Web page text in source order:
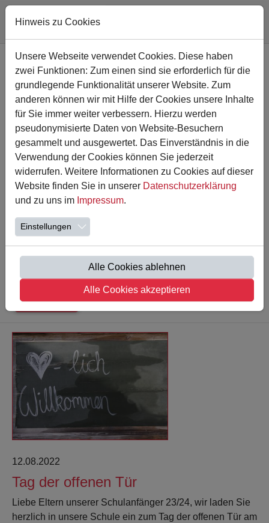
09.09.2022
Liebe Eltern,
in der nächsten Woche starten an der Astrid Lindgren
Schule wieder die alljährlichen Kilmawochen. Am Montag
erhalten die Kinder ein…
Weiterlesen
12.08.2022
Tag der offenen Tür
Liebe Eltern unserer Schulanfänger 23/24, wir laden Sie
herzlich in unsere Schule ein zum Tag der offenen Tür am
Hinweis zu Cookies
Unsere Webseite verwendet Cookies. Diese haben
zwei Funktionen: Zum einen sind sie erforderlich für die
grundlegende Funktionalität unserer Website. Zum
anderen können wir mit Hilfe der Cookies unsere Inhalte
für Sie immer weiter verbessern. Hierzu werden
pseudonymisierte Daten von Website-Besuchern
gesammelt und ausgewertet. Das Einverständnis in die
Verwendung der Cookies können Sie jederzeit
widerrufen. Weitere Informationen zu Cookies auf dieser
Website finden Sie in unserer Datenschutzerklärung
und zu uns im Impressum.
Einstellungen
Alle Cookies ablehnen
Alle Cookies akzeptieren